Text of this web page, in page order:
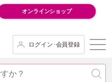
オンラインショップ
ログイン･会員登録